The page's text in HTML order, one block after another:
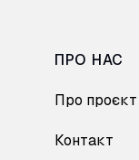
ПРО НАС
Про проєкт
Контакт